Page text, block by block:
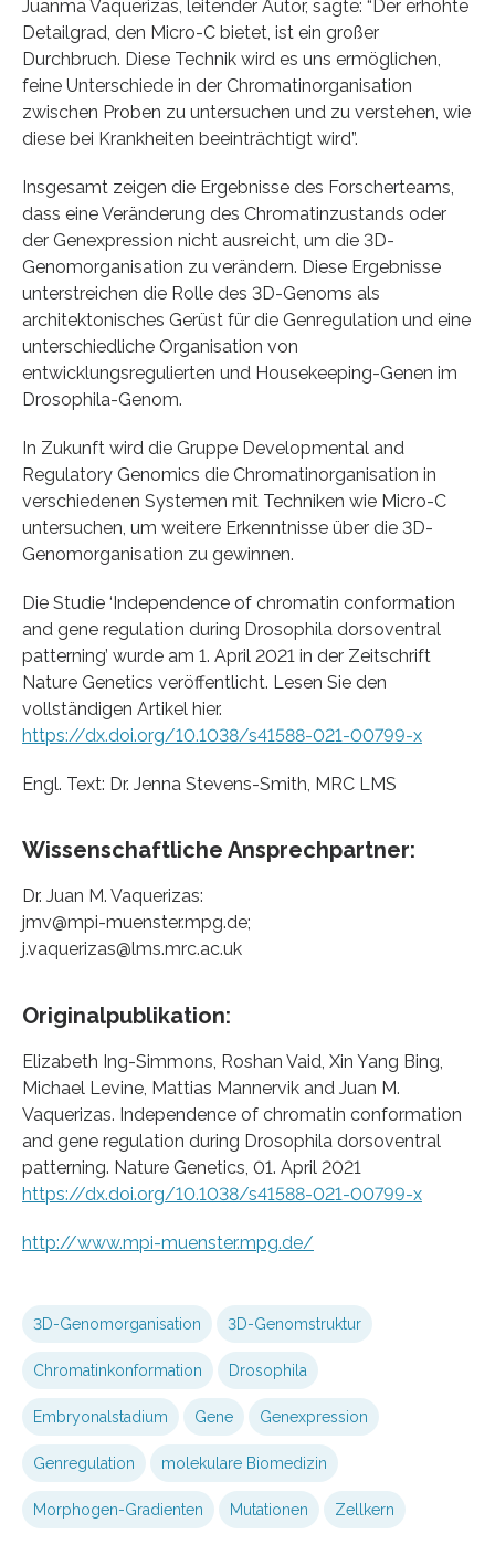
Juanma Vaquerizas, leitender Autor, sagte: “Der erhöhte
Detailgrad, den Micro-C bietet, ist ein großer
Durchbruch. Diese Technik wird es uns ermöglichen,
feine Unterschiede in der Chromatinorganisation
zwischen Proben zu untersuchen und zu verstehen, wie
diese bei Krankheiten beeinträchtigt wird”.
Insgesamt zeigen die Ergebnisse des Forscherteams,
dass eine Veränderung des Chromatinzustands oder
der Genexpression nicht ausreicht, um die 3D-
Genomorganisation zu verändern. Diese Ergebnisse
unterstreichen die Rolle des 3D-Genoms als
architektonisches Gerüst für die Genregulation und eine
unterschiedliche Organisation von
entwicklungsregulierten und Housekeeping-Genen im
Drosophila-Genom.
In Zukunft wird die Gruppe Developmental and
Regulatory Genomics die Chromatinorganisation in
verschiedenen Systemen mit Techniken wie Micro-C
untersuchen, um weitere Erkenntnisse über die 3D-
Genomorganisation zu gewinnen.
Die Studie ‘Independence of chromatin conformation
and gene regulation during Drosophila dorsoventral
patterning’ wurde am 1. April 2021 in der Zeitschrift
Nature Genetics veröffentlicht. Lesen Sie den
vollständigen Artikel hier.
https://dx.doi.org/10.1038/s41588-021-00799-x
Engl. Text: Dr. Jenna Stevens-Smith, MRC LMS
Wissenschaftliche Ansprechpartner:
Dr. Juan M. Vaquerizas:
jmv@mpi-muenster.mpg.de;
j.vaquerizas@lms.mrc.ac.uk
Originalpublikation:
Elizabeth Ing-Simmons, Roshan Vaid, Xin Yang Bing,
Michael Levine, Mattias Mannervik and Juan M.
Vaquerizas. Independence of chromatin conformation
and gene regulation during Drosophila dorsoventral
patterning. Nature Genetics, 01. April 2021
https://dx.doi.org/10.1038/s41588-021-00799-x
http://www.mpi-muenster.mpg.de/
3D-Genomorganisation 3D-Genomstruktur
Chromatinkonformation Drosophila
Embryonalstadium Gene Genexpression
Genregulation molekulare Biomedizin
Morphogen-Gradienten Mutationen Zellkern